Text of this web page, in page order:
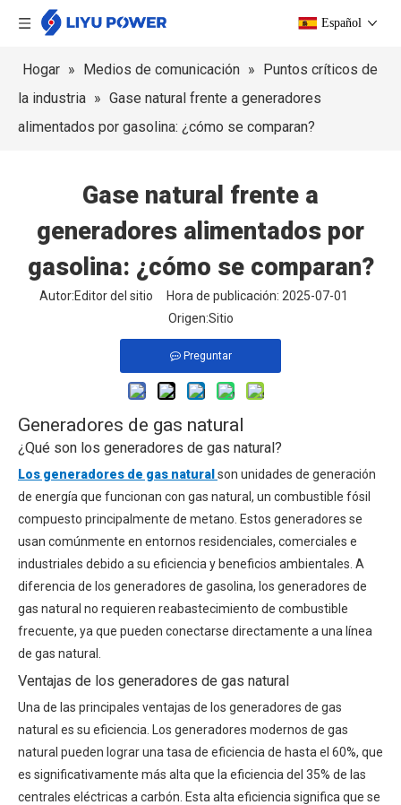
Español
Hogar » Medios de comunicación » Puntos críticos de
la industria » Gase natural frente a generadores
alimentados por gasolina: ¿cómo se comparan?
Gase natural frente a
generadores alimentados por
gasolina: ¿cómo se comparan?
Autor:Editor del sitio Hora de publicación: 2025-07-01
Origen:Sitio
Preguntar
Generadores de gas natural
¿Qué son los generadores de gas natural?
Los generadores de gas natural son unidades de generación
de energía que funcionan con gas natural, un combustible fósil
compuesto principalmente de metano. Estos generadores se
usan comúnmente en entornos residenciales, comerciales e
industriales debido a su eficiencia y beneficios ambientales. A
diferencia de los generadores de gasolina, los generadores de
gas natural no requieren reabastecimiento de combustible
frecuente, ya que pueden conectarse directamente a una línea
de gas natural.
Ventajas de los generadores de gas natural
Una de las principales ventajas de los generadores de gas
natural es su eficiencia. Los generadores modernos de gas
natural pueden lograr una tasa de eficiencia de hasta el 60%, que
es significativamente más alta que la eficiencia del 35% de las
centrales eléctricas a carbón. Esta alta eficiencia significa que se